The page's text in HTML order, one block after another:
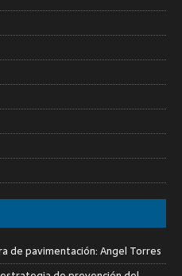
de pavimentación: Angel Torres